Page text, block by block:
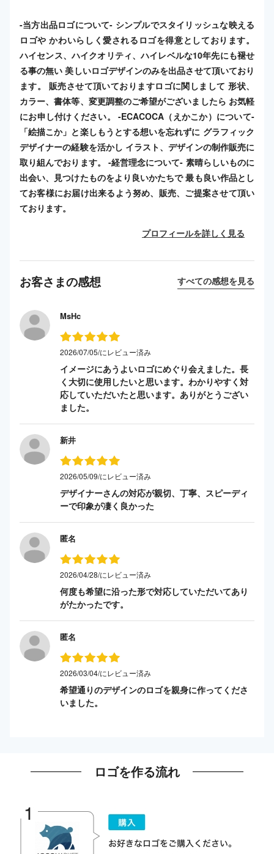
-当方出品ロゴについて- シンプルでスタイリッシュな映える
ロゴや かわいらしく愛されるロゴを得意としております。
ハイセンス、ハイクオリティ、ハイレベルな10年先にも褪せ
る事の無い 美しいロゴデザインのみを出品させて頂いており
ます。 販売させて頂いておりますロゴに関しまして 形状、
カラー、書体等、変更調整のご希望がございましたら お気軽
にお申し付けください。 -ECACOCA（えかこか）について-
「絵描こか」と楽しもうとする想いを忘れずに グラフィック
デザイナーの経験を活かし イラスト、デザインの制作販売に
取り組んでおります。 -経営理念について- 素晴らしいものに
出会い、見つけたものをより良いかたちで 最も良い作品とし
てお客様にお届け出来るよう努め、販売、ご提案させて頂い
ております。
プロフィールを詳しく見る
お客さまの感想 すべての感想を見る
MsHc
2026/07/05/にレビュー済み
イメージにあうよいロゴにめぐり会えました。長
く大切に使用したいと思います。わかりやすく対
応していただいたと思います。ありがとうござい
ました。
新井
2026/05/09/にレビュー済み
デザイナーさんの対応が親切、丁寧、スピーディ
ーで印象が凄く良かった
匿名
2026/04/28/にレビュー済み
何度も希望に沿った形で対応していただいてあり
がたかったです。
匿名
2026/03/04/にレビュー済み
希望通りのデザインのロゴを親身に作ってくださ
いました。
ロゴを作る流れ